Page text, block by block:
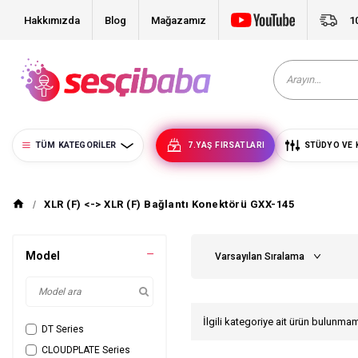
Hakkımızda Blog Mağazamız
TÜM KATEGORILER 7.YAŞ FIRSATLARI STÜDYO VE
XLR (F) <-> XLR (F) Bağlantı Konektörü GXX-145
Model
DT Series
CLOUDPLATE Series
İlgili kategoriye ait ürün